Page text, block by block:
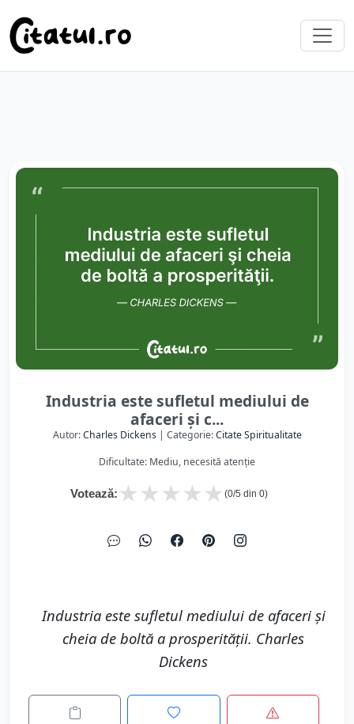
Industria este sufletul mediului de
afaceri şi c...
Autor:Charles Dickens| Categorie:Citate Spiritualitate
Dificultate: Mediu, necesită atenție
Votează: ★
★
★
★
★ (0/5 din 0)
Industria este sufletul mediului de afaceri şi
cheia de boltă a prosperităţii. Charles
Dickens